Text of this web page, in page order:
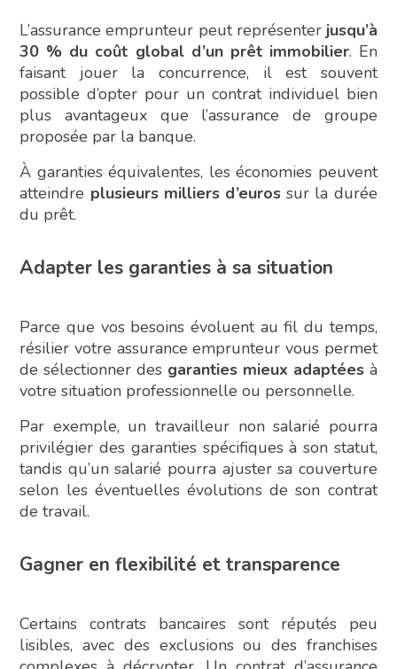
L’assurance emprunteur peut représenter jusqu’à
30 % du coût global d’un prêt immobilier. En
faisant jouer la concurrence, il est souvent
possible d’opter pour un contrat individuel bien
plus avantageux que l’assurance de groupe
proposée par la banque.
À garanties équivalentes, les économies peuvent
atteindre plusieurs milliers d’euros sur la durée
du prêt.
Adapter les garanties à sa situation
Parce que vos besoins évoluent au fil du temps,
résilier votre assurance emprunteur vous permet
de sélectionner des garanties mieux adaptéesà
votre situation professionnelle ou personnelle.
Par exemple, un travailleur non salarié pourra
privilégier des garanties spécifiques à son statut,
tandis qu’un salarié pourra ajuster sa couverture
selon les éventuelles évolutions de son contrat
de travail.
Gagner en flexibilité et transparence
Certains contrats bancaires sont réputés peu
lisibles, avec des exclusions ou des franchises